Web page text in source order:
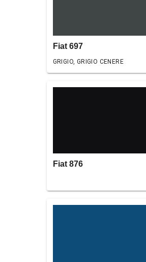
Fiat 697
GRIGIO, GRIGIO CENERE
Fiat 876